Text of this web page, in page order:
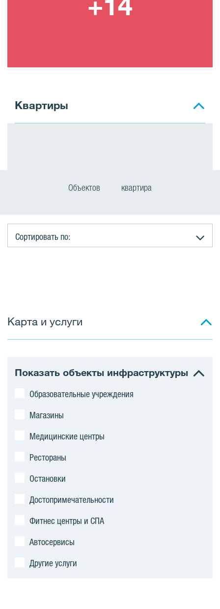
Квартиры
Объектов квартира
Сортировать по:
р
Карта и услуги
Показать объекты инфраструктуры
Образовательные учреждения
Магазины
Медицинские центры
Рестораны
Остановки
Достопримечательности
Фитнес центры и СПА
Автосервисы
Другие услуги